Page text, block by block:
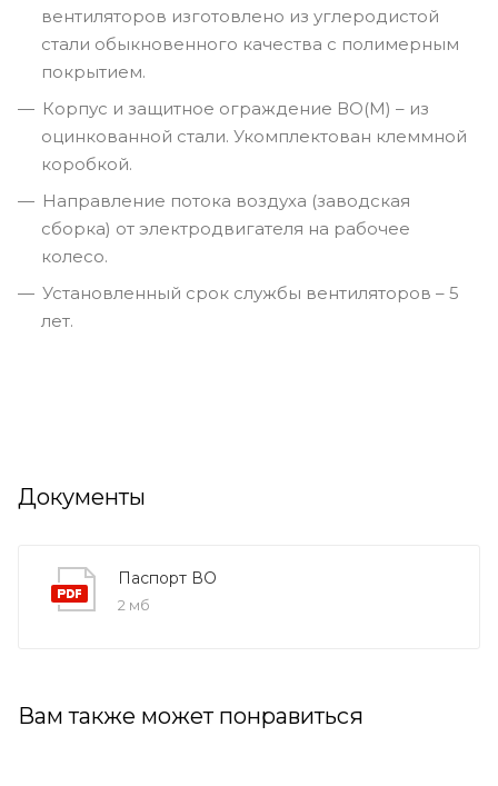
вентиляторов изготовлено из углеродистой
стали обыкновенного качества с полимерным
покрытием.
Корпус и защитное ограждение ВО(М) – из
оцинкованной стали. Укомплектован клеммной
коробкой.
Направление потока воздуха (заводская
сборка) от электродвигателя на рабочее
колесо.
Установленный срок службы вентиляторов – 5
лет.
Документы
Паспорт ВО
2 мб
Вам также может понравиться